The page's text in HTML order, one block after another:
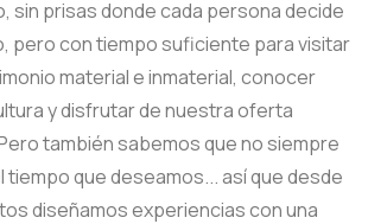
sin prisas donde cada persona decide
pero con tiempo suficiente para visitar
material e inmaterial, conocer
y disfrutar de nuestra oferta
también sabemos que no siempre
que deseamos... así que desde
diseñamos experiencias con una